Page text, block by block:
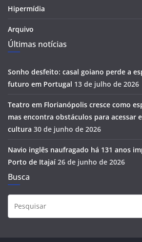
Hipermídia
Arquivo
Últimas notícias
Sonho desfeito: casal goiano perde a
futuro em Portugal 13 de julho de 2026
Teatro em Florianópolis cresce como
mas encontra obstáculos para acessar
cultura 30 de junho de 2026
Navio inglês naufragado há 131 anos
Porto de Itajaí 26 de junho de 2026
Busca